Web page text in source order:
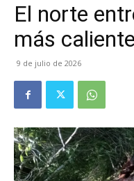
El norte
más
9 de julio de 2026